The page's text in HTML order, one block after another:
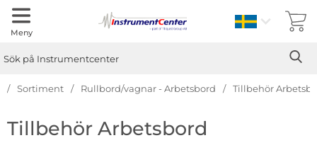
Meny Sverige
Sortiment Rullbord/vagnar - Arbetsbord Tillbehör
Tillbehör Arbetsbord